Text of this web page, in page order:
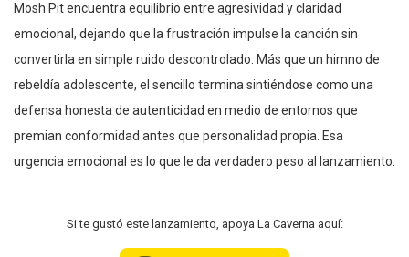
Mosh Pit encuentra equilibrio entre agresividad y claridad
emocional, dejando que la frustración impulse la canción sin
convertirla en simple ruido descontrolado. Más que un himno de
rebeldía adolescente, el sencillo termina sintiéndose como una
defensa honesta de autenticidad en medio de entornos que
premian conformidad antes que personalidad propia. Esa
urgencia emocional es lo que le da verdadero peso al lanzamiento.
Si te gustó este lanzamiento, apoya La Caverna aquí: